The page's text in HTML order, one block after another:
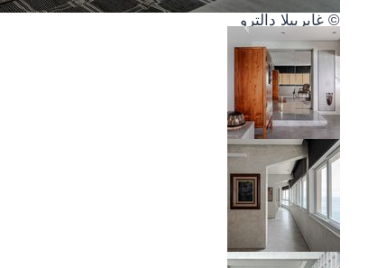
© غابرييلا دالترو